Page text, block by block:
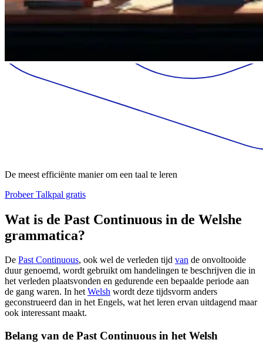
De meest efficiënte manier om een taal te leren
Probeer Talkpal gratis
Wat is de Past Continuous in de Welshe
grammatica?
De Past Continuous, ook wel de verleden tijd van de onvoltooide
duur genoemd, wordt gebruikt om handelingen te beschrijven die in
het verleden plaatsvonden en gedurende een bepaalde periode aan
de gang waren. In hetWelsh wordt deze tijdsvorm anders
geconstrueerd dan in het Engels, wat het leren ervan uitdagend maar
ook interessant maakt.
Belang van de Past Continuous in het Welsh